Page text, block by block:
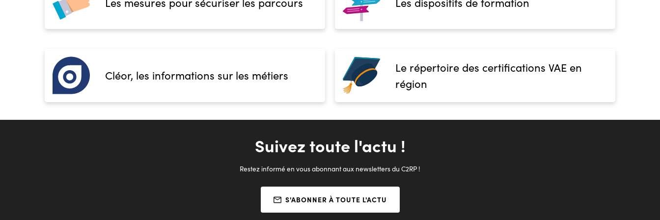
Accueil sur le lieu de formation
Accès handicap :
Hébergement :Pas d'hébergement
Transport :
Cléor, les informations sur les métiers
Le répertoire des certifications VAE en
région
Suivez toute l'actu !
Restez informé en vous abonnant aux newsletters du C2RP !
S'ABONNER À TOUTE L'ACTU